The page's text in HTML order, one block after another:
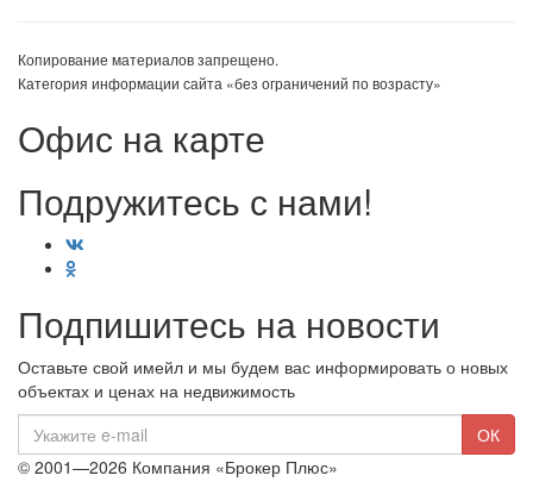
Копирование материалов запрещено.
Категория информации сайта «без ограничений по возрасту»
Офис на карте
Подружитесь с нами!
Подпишитесь на новости
Оставьте свой имейл и мы будем вас информировать о новых
объектах и ценах на недвижимость
mail
ОК
© 2001—2026 Компания «Брокер Плюс»